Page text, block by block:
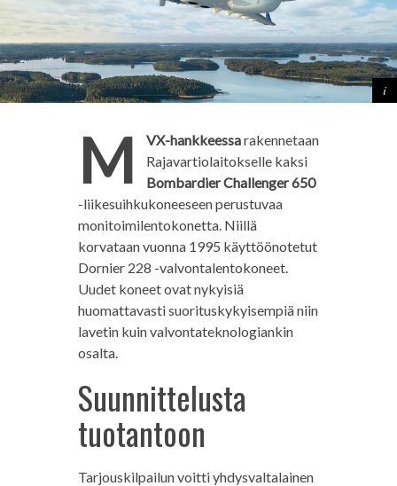
M VX-hankkeessarakennetaan
Rajavartiolaitokselle kaksi
Bombardier Challenger 650
-liikesuihkukoneeseen perustuvaa
monitoimilentokonetta. Niillä
korvataan vuonna 1995 käyttöönotetut
Dornier 228 -valvontalentokoneet.
Uudet koneet ovat nykyisiä
huomattavasti suorituskykyisempiä niin
lavetin kuin valvontateknologiankin
osalta.
Suunnittelusta
tuotantoon
Tarjouskilpailun voitti yhdysvaltalainen